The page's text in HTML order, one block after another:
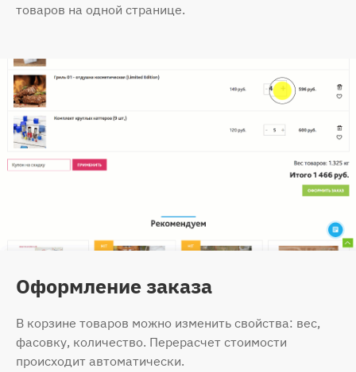
товаров на одной странице.
Оформление заказа
В корзине товаров можно изменить свойства: вес,
фасовку, количество. Перерасчет стоимости
происходит автоматически.